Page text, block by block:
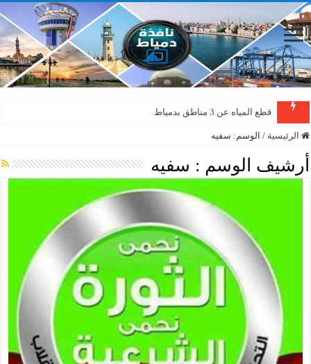
قطع المياه عن 3 مناطق بدمياط
الرئيسية / الوسم: سفيه
أرشيف الوسم : سفيه